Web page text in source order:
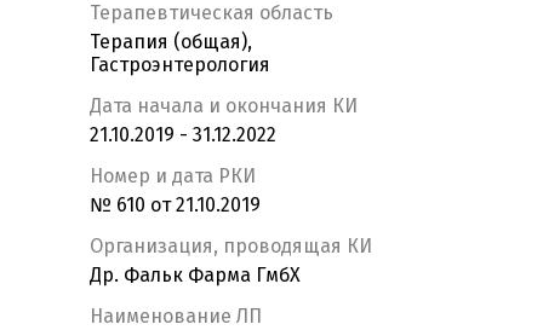
Терапевтическая область
Терапия (общая),
Гастроэнтерология
Дата начала и окончания КИ
21.10.2019 - 31.12.2022
Номер и дата РКИ
№ 610 от 21.10.2019
Организация, проводящая КИ
Др. Фальк Фарма ГмбХ
Наименование ЛП